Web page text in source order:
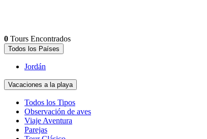
0 Tours Encontrados
Todos los Países
Jordán
Vacaciones a la playa
Todos los Tipos
Observación de aves
Viaje Aventura
Parejas